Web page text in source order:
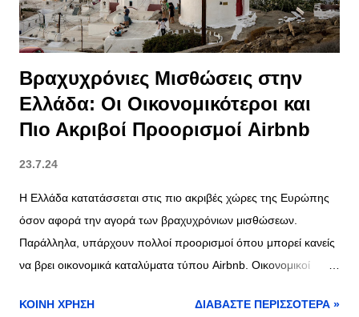
ντους, τουαλέτες και κάδους απορριμμάτων, συμβάλλει στην
αφαίρεση της σημαίας...
Βραχυχρόνιες Μισθώσεις στην
Ελλάδα: Οι Οικονομικότεροι και
Πιο Ακριβοί Προορισμοί Airbnb
23.7.24
Η Ελλάδα κατατάσσεται στις πιο ακριβές χώρες της Ευρώπης
όσον αφορά την αγορά των βραχυχρόνιων μισθώσεων.
Παράλληλα, υπάρχουν πολλοί προορισμοί όπου μπορεί κανείς
να βρει οικονομικά καταλύματα τύπου Airbnb. Οικονομικοί
ελληνικούς προορισμούς από τους 277 συνολικά, διατίθενται
ΚΟΙΝΉ ΧΡΉΣΗ ΔΙΑΒΆΣΤΕ ΠΕΡΙΣΣΌΤΕΡΑ »